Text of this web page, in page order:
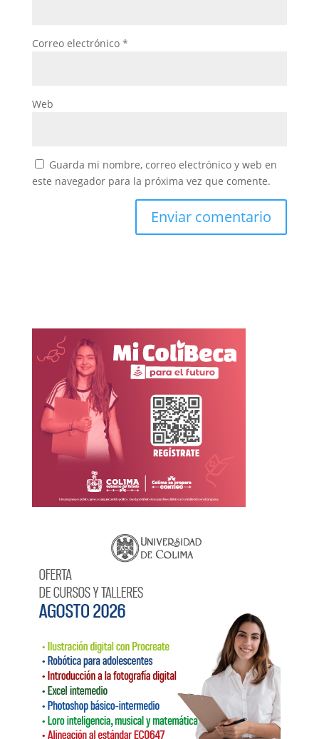
Correo electrónico *
Web
Guarda mi nombre, correo electrónico y web en
este navegador para la próxima vez que comente.